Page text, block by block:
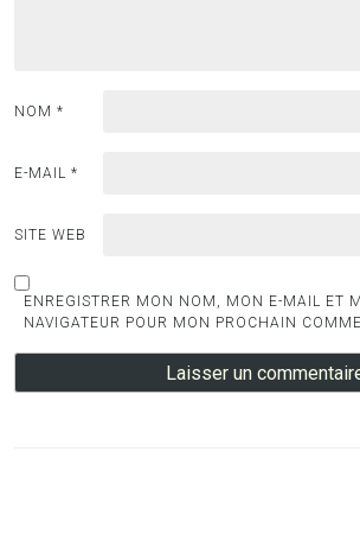
NOM *
E-MAIL *
SITE WEB
ENREGISTRER MON NOM, MON E-MAIL ET
NAVIGATEUR POUR MON PROCHAIN